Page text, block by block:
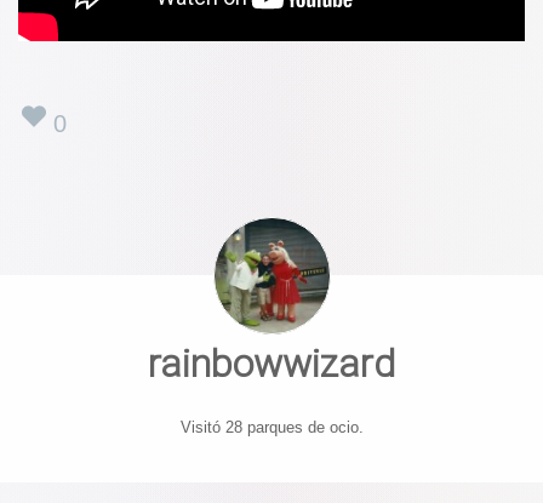
0
rainbowwizard
Visitó 28 parques de ocio.